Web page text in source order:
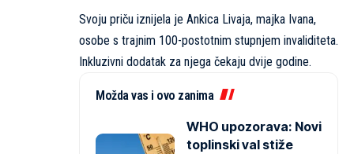
Svoju priču iznijela je Ankica Livaja, majka Ivana,
osobe s trajnim 100-postotnim stupnjem invaliditeta.
Inkluzivni dodatak za njega čekaju dvije godine.
Možda vas i ovo zanima
WHO upozorava: Novi
toplinski val stiže